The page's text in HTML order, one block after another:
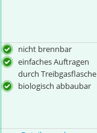
nicht brennbar
einfaches Auftragen
durch Treibgasflasche
biologisch abbaubar